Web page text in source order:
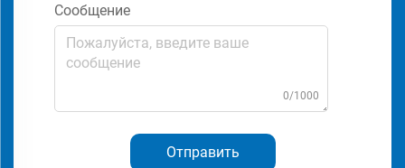
Сообщение
0/1000
Отправить